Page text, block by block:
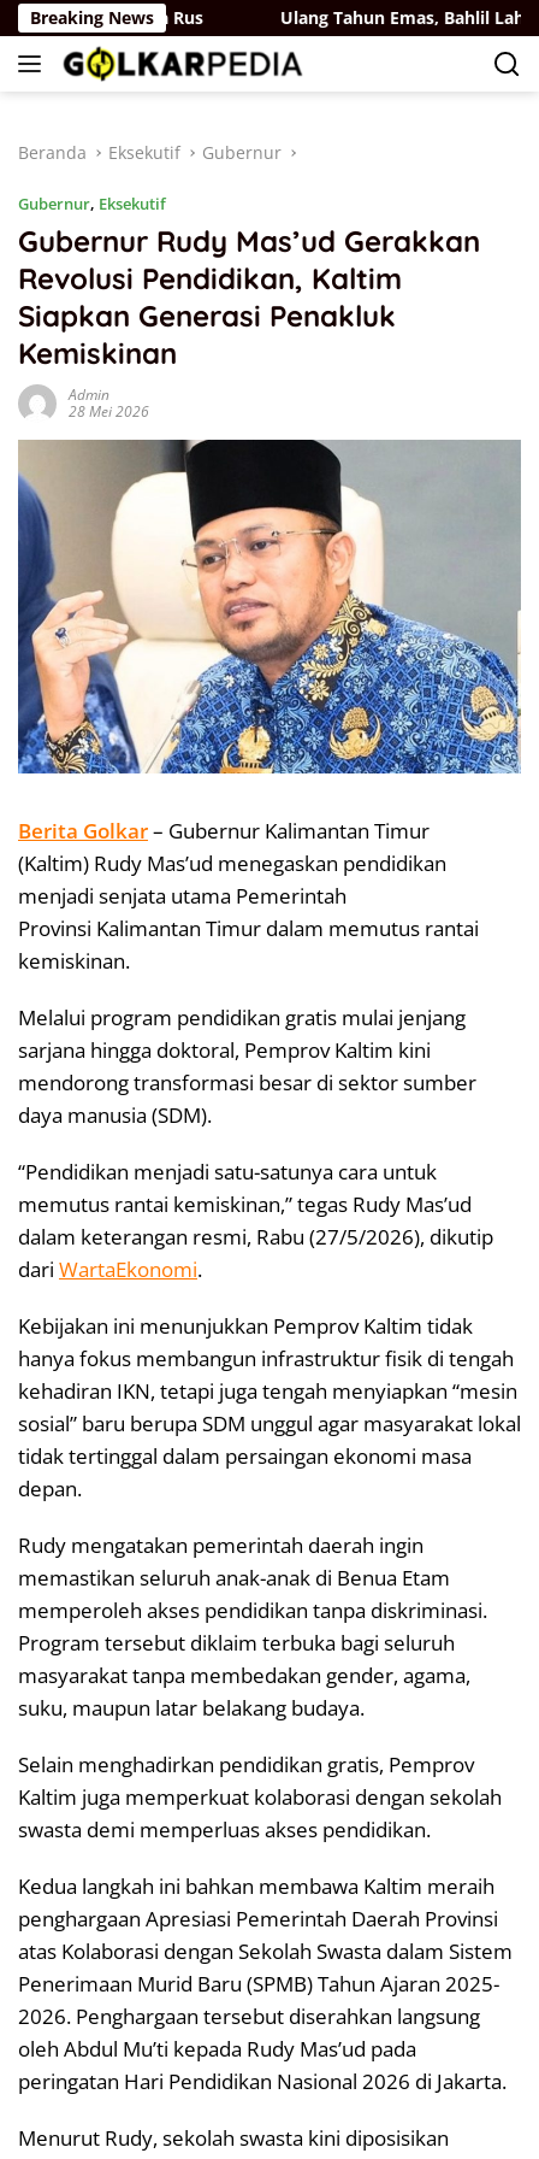
Langsung
ke
konten
Breaking News
Belaya Rus Ulang Tahun Emas, Bahlil Lahadalia
Beranda Eksekutif Gubernur
Gubernur, Eksekutif
Gubernur Rudy Mas’ud Gerakkan
Revolusi Pendidikan, Kaltim
Siapkan Generasi Penakluk
Kemiskinan
Admin
28 Mei 2026
Berita Golkar– Gubernur Kalimantan Timur
(Kaltim) Rudy Mas’ud menegaskan pendidikan
menjadi senjata utama Pemerintah
Provinsi Kalimantan Timur dalam memutus rantai
kemiskinan.
Melalui program pendidikan gratis mulai jenjang
sarjana hingga doktoral, Pemprov Kaltim kini
mendorong transformasi besar di sektor sumber
daya manusia (SDM).
“Pendidikan menjadi satu-satunya cara untuk
memutus rantai kemiskinan,” tegas Rudy Mas’ud
dalam keterangan resmi, Rabu (27/5/2026), dikutip
dari WartaEkonomi.
Kebijakan ini menunjukkan Pemprov Kaltim tidak
hanya fokus membangun infrastruktur fisik di tengah
kehadiran IKN, tetapi juga tengah menyiapkan “mesin
sosial” baru berupa SDM unggul agar masyarakat lokal
tidak tertinggal dalam persaingan ekonomi masa
depan.
Rudy mengatakan pemerintah daerah ingin
memastikan seluruh anak-anak di Benua Etam
memperoleh akses pendidikan tanpa diskriminasi.
Program tersebut diklaim terbuka bagi seluruh
masyarakat tanpa membedakan gender, agama,
suku, maupun latar belakang budaya.
Selain menghadirkan pendidikan gratis, Pemprov
Kaltim juga memperkuat kolaborasi dengan sekolah
swasta demi memperluas akses pendidikan.
Kedua langkah ini bahkan membawa Kaltim meraih
penghargaan Apresiasi Pemerintah Daerah Provinsi
atas Kolaborasi dengan Sekolah Swasta dalam Sistem
Penerimaan Murid Baru (SPMB) Tahun Ajaran 2025-
2026. Penghargaan tersebut diserahkan langsung
oleh Abdul Mu’ti kepada Rudy Mas’ud pada
peringatan Hari Pendidikan Nasional 2026 di Jakarta.
Menurut Rudy, sekolah swasta kini diposisikan